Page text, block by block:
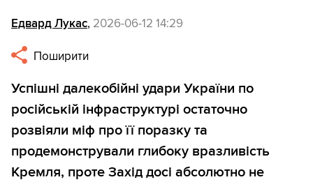
Едвард Лукас, 2026-06-12 14:29
Поширити
Успішні далекобійні удари України по
російській інфраструктурі остаточно
розвіяли міф про її поразку та
продемонстрували глибоку вразливість
Кремля, проте Захід досі абсолютно не